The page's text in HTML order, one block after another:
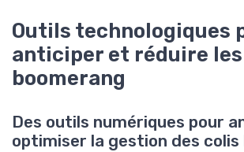
Outils technologiques
anticiper et réduire
boomerang
Des outils numériques pour
optimiser la gestion des colis